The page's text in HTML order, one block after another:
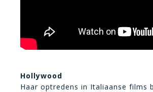
Hollywood
Haar optredens in Italiaanse films